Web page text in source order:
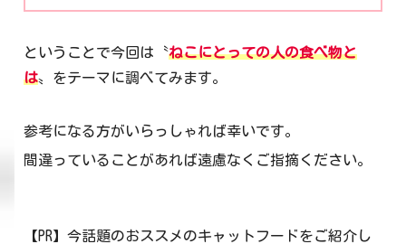
ということで今回は〝ねこにとっての人の食べ物と
は〟をテーマに調べてみます。
参考になる方がいらっしゃれば幸いです。
間違っていることがあれば遠慮なくご指摘ください。
【PR】今話題のおススメのキャットフードをご紹介し